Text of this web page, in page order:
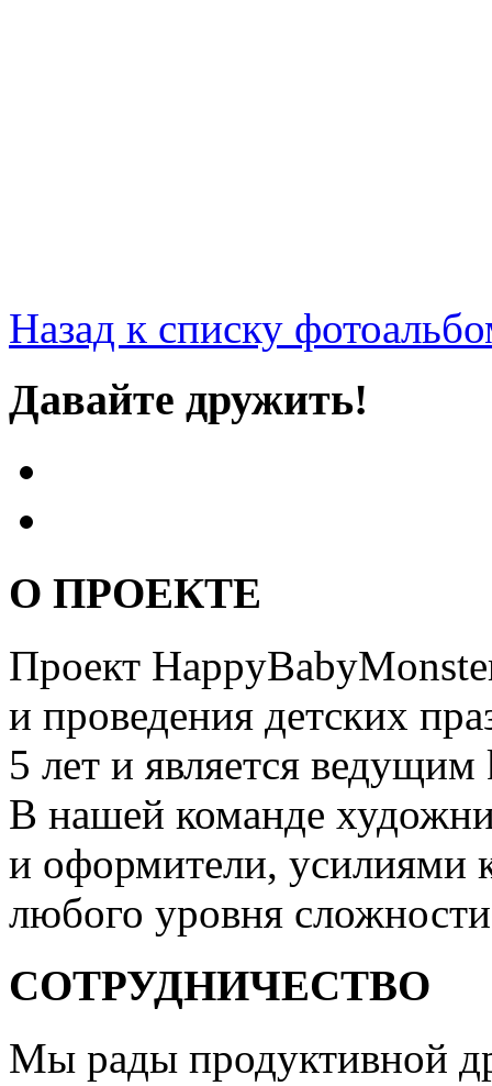
Назад к списку
Давайте дружить!
О ПРОЕКТЕ
Проект
и проведения детских
5 лет и является
В нашей команде
и оформители, усилиями
любого уровня
СОТРУДНИЧЕСТВО
Мы рады продуктивной